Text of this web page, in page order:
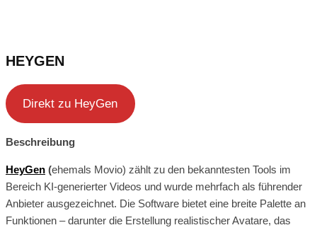
HEYGEN
Direkt zu HeyGen
Beschreibung
HeyGen (ehemals Movio) zählt zu den bekanntesten Tools im
Bereich KI-generierter Videos und wurde mehrfach als führender
Anbieter ausgezeichnet. Die Software bietet eine breite Palette an
Funktionen – darunter die Erstellung realistischer Avatare, das